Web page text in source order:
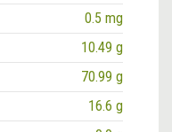
0.5 mg
10.49 g
70.99 g
16.6 g